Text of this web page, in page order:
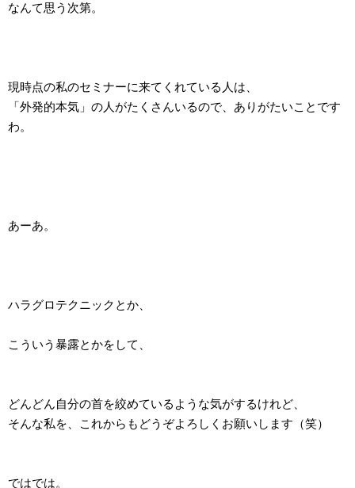
なんて思う次第。
現時点の私のセミナーに来てくれている人は、
「外発的本気」の人がたくさんいるので、ありがたいことです
わ。
あーあ。
ハラグロテクニックとか、
こういう暴露とかをして、
どんどん自分の首を絞めているような気がするけれど、
そんな私を、これからもどうぞよろしくお願いします（笑）
ではでは。